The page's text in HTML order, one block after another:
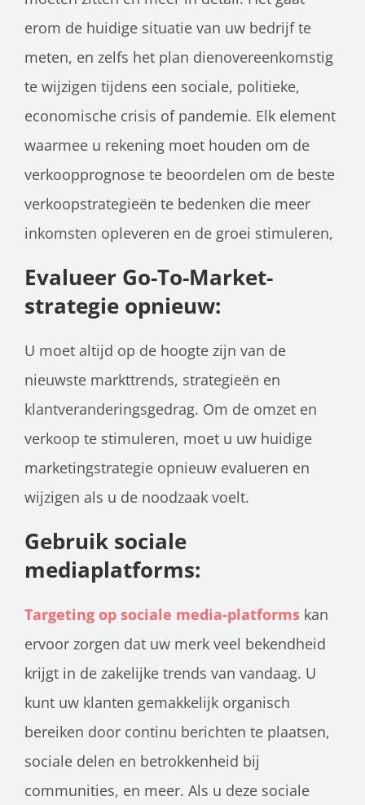
erom de huidige situatie van uw bedrijf te
meten, en zelfs het plan dienovereenkomstig
te wijzigen tijdens een sociale, politieke,
economische crisis of pandemie. Elk element
waarmee u rekening moet houden om de
verkoopprognose te beoordelen om de beste
verkoopstrategieën te bedenken die meer
inkomsten opleveren en de groei stimuleren,
Evalueer Go-To-Market-
strategie opnieuw:
U moet altijd op de hoogte zijn van de
nieuwste markttrends, strategieën en
klantveranderingsgedrag. Om de omzet en
verkoop te stimuleren, moet u uw huidige
marketingstrategie opnieuw evalueren en
wijzigen als u de noodzaak voelt.
Gebruik sociale
mediaplatforms:
Targeting op sociale media-platforms kan
ervoor zorgen dat uw merk veel bekendheid
krijgt in de zakelijke trends van vandaag. U
kunt uw klanten gemakkelijk organisch
bereiken door continu berichten te plaatsen,
sociale delen en betrokkenheid bij
communities, en meer. Als u deze sociale